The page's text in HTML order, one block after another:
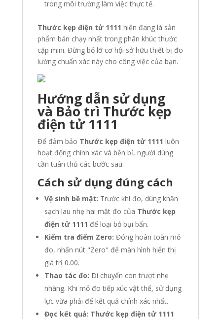
trong môi trường làm việc thực tế.
Thước kẹp điện tử 1111 hiện đang là sản
phẩm bán chạy nhất trong phân khúc thước
cặp mini. Đừng bỏ lỡ cơ hội sở hữu thiết bị đo
lường chuẩn xác này cho công việc của bạn.
Hướng dẫn sử dụng
và Bảo trì Thước kẹp
điện tử 1111
Để đảm bảo Thước kẹp điện tử 1111 luôn
hoạt động chính xác và bền bỉ, người dùng
cần tuân thủ các bước sau:
Cách sử dụng đúng cách
Vệ sinh bề mặt: Trước khi đo, dùng khăn
sạch lau nhẹ hai mặt đo của Thước kẹp
điện tử 1111 để loại bỏ bụi bẩn.
Kiểm tra điểm Zero: Đóng hoàn toàn mỏ
đo, nhấn nút "Zero" để màn hình hiển thị
giá trị 0.00.
Thao tác đo: Di chuyển con trượt nhẹ
nhàng. Khi mỏ đo tiếp xúc vật thể, sử dụng
lực vừa phải để kết quả chính xác nhất.
Đọc kết quả: Thước kẹp điện tử 1111